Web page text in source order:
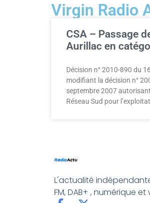
Virgin Radio
CSA – Passage
Aurillac en
Décision n° 2010-890 du
modifiant la décision n°
septembre 2007
Réseau Sud pour
L'actualité
FM, DAB+ , numérique